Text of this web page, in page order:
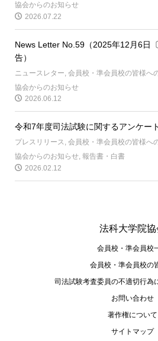
協会からのお知らせ
2026.07.22
News Letter No.59（2025年12月6日
告）
ニュースレター, 会員校・準会員校の皆様へ
協会からのお知らせ
2026.06.12
令和7年度司法試験に関するアンケー
プレスリリース, 会員校・準会員校の皆様へ
協会からのお知らせ 報告書・白書
2026.02.12
法科大学院協
会員校・準会員校
会員校・準会員校の
司法試験考査委員の不適切⾏為
お問い合わせ
著作権について
サイトマップ